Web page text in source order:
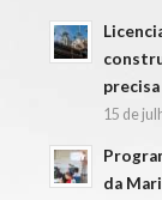
15 de
da